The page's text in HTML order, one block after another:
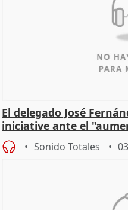
El delegado José
iniciative ante el
hogar en Madri
Sonido Totales